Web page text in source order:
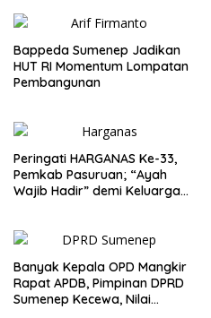
Bappeda Sumenep Jadikan
HUT RI Momentum Lompatan
Pembangunan
Peringati HARGANAS Ke-33,
Pemkab Pasuruan; “Ayah
Wajib Hadir” demi Keluarga
Banyak Kepala OPD Mangkir
Rapat APDB, Pimpinan DPRD
Sumenep Kecewa, Nilai